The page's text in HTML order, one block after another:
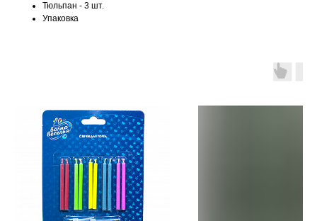
Тюльпан - 3 шт.
Упаковка